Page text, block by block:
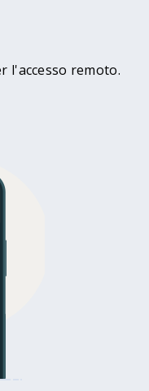
l'accesso remoto.